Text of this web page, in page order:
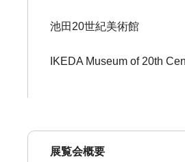
池田20世紀美術館
IKEDA Museum of 20th
展覧会概要